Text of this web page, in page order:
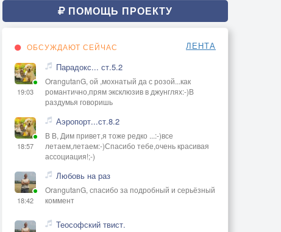
ПОМОЩЬ ПРОЕКТУ
ОБСУЖДАЮТ СЕЙЧАС ЛЕНТА
19:03
Парадокс... ст.5.2
OrangutanG, ой ,мохнатый да с розой...как
романтично,прям эксклюзив в джунглях:-)В
раздумья говоришь
18:57
Аэропорт...ст.8.2
В В, Дим привет,я тоже редко ...:-)все
летаем,летаем:-)Спасибо тебе,очень красивая
ассоциация!;-)
18:42
Любовь на раз
OrangutanG, спасибо за подробный и серьёзный
коммент
Теософский твист.